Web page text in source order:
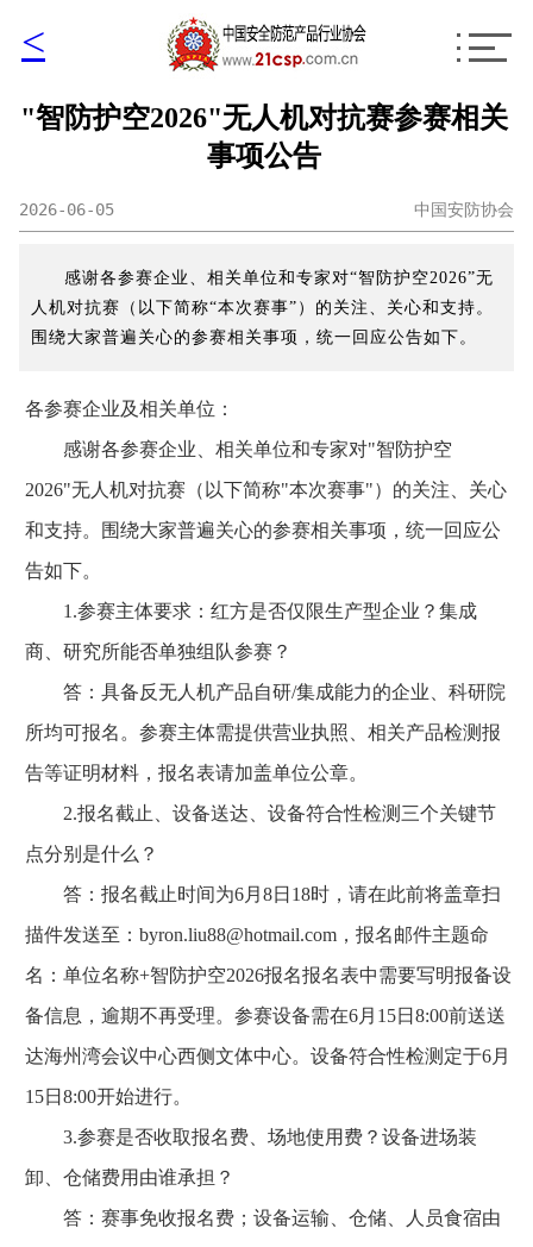
<
"智防护空2026"无人机对抗赛参赛相关
事项公告
2026-06-05 中国安防协会
感谢各参赛企业、相关单位和专家对“智防护空2026”无
人机对抗赛（以下简称“本次赛事”）的关注、关心和支持。
围绕大家普遍关心的参赛相关事项，统一回应公告如下。
各参赛企业及相关单位：
感谢各参赛企业、相关单位和专家对"智防护空
2026"无人机对抗赛（以下简称"本次赛事"）的关注、关心
和支持。围绕大家普遍关心的参赛相关事项，统一回应公
告如下。
1.参赛主体要求：红方是否仅限生产型企业？集成
商、研究所能否单独组队参赛？
答：具备反无人机产品自研/集成能力的企业、科研院
所均可报名。参赛主体需提供营业执照、相关产品检测报
告等证明材料，报名表请加盖单位公章。
2.报名截止、设备送达、设备符合性检测三个关键节
点分别是什么？
答：报名截止时间为6月8日18时，请在此前将盖章扫
描件发送至：byron.liu88@hotmail.com，报名邮件主题命
名：单位名称+智防护空2026报名报名表中需要写明报备设
备信息，逾期不再受理。参赛设备需在6月15日8:00前送送
达海州湾会议中心西侧文体中心。设备符合性检测定于6月
15日8:00开始进行。
3.参赛是否收取报名费、场地使用费？设备进场装
卸、仓储费用由谁承担？
答：赛事免收报名费；设备运输、仓储、人员食宿由